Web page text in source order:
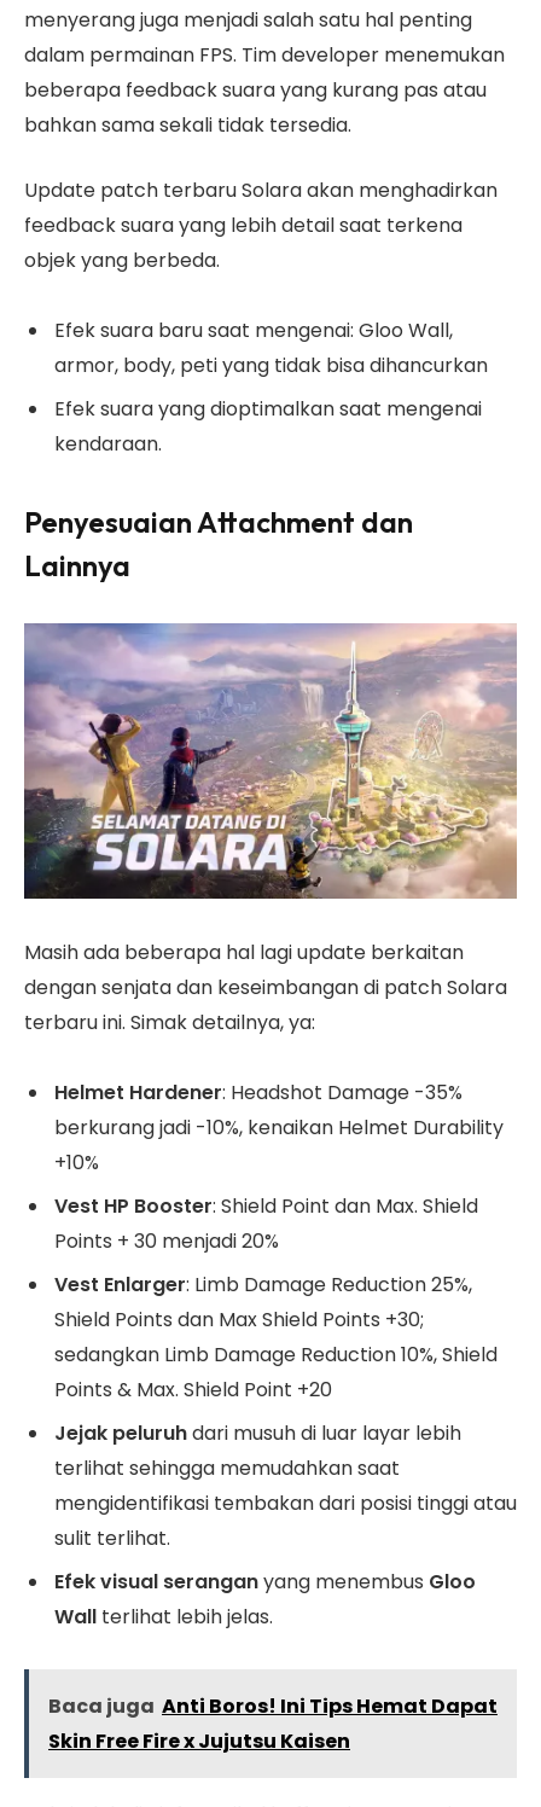
menyerang juga menjadi salah satu hal penting
dalam permainan FPS. Tim developer menemukan
beberapa feedback suara yang kurang pas atau
bahkan sama sekali tidak tersedia.
Update patch terbaru Solara akan menghadirkan
feedback suara yang lebih detail saat terkena
objek yang berbeda.
Efek suara baru saat mengenai: Gloo Wall,
armor, body, peti yang tidak bisa dihancurkan
Efek suara yang dioptimalkan saat mengenai
kendaraan.
Penyesuaian Attachment dan
Lainnya
Masih ada beberapa hal lagi update berkaitan
dengan senjata dan keseimbangan di patch Solara
terbaru ini. Simak detailnya, ya:
Helmet Hardener: Headshot Damage -35%
berkurang jadi -10%, kenaikan Helmet Durability
+10%
Vest HP Booster: Shield Point dan Max. Shield
Points + 30 menjadi 20%
Vest Enlarger: Limb Damage Reduction 25%,
Shield Points dan Max Shield Points +30;
sedangkan Limb Damage Reduction 10%, Shield
Points & Max. Shield Point +20
Jejak peluruhdari musuh di luar layar lebih
terlihat sehingga memudahkan saat
mengidentifikasi tembakan dari posisi tinggi atau
sulit terlihat.
Efek visual seranganyang menembus Gloo
Wall terlihat lebih jelas.
Baca juga Anti Boros! Ini Tips Hemat Dapat
Skin Free Fire x Jujutsu Kaisen